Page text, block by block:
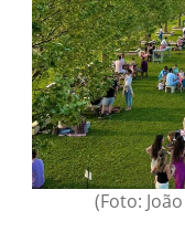
(Foto: